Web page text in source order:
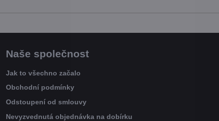
Naše společnost
Jak to všechno začalo
Obchodní podmínky
Odstoupení od smlouvy
Nevyzvednutá objednávka na dobírku